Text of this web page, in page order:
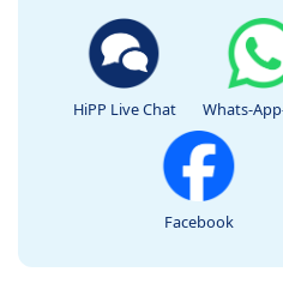
HiPP Live Chat Whats-
Facebook